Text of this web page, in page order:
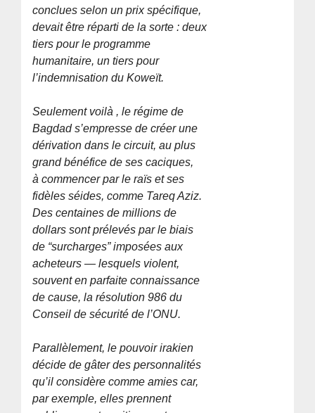
conclues selon un prix spécifique,
devait être réparti de la sorte : deux
tiers pour le programme
humanitaire, un tiers pour
l’indemnisation du Koweït.
Seulement voilà , le régime de
Bagdad s’empresse de créer une
dérivation dans le circuit, au plus
grand bénéfice de ses caciques,
à commencer par le raïs et ses
fidèles séides, comme Tareq Aziz.
Des centaines de millions de
dollars sont prélevés par le biais
de “surcharges” imposées aux
acheteurs — lesquels violent,
souvent en parfaite connaissance
de cause, la résolution 986 du
Conseil de sécurité de l’ONU.
Parallèlement, le pouvoir irakien
décide de gâter des personnalités
qu’il considère comme amies car,
par exemple, elles prennent